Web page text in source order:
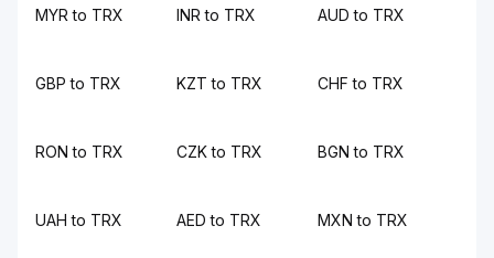
MYR to TRX INR to TRX AUD to TRX
GBP to TRX KZT to TRX CHF to TRX
RON to TRX CZK to TRX BGN to TRX
UAH to TRX AED to TRX MXN to TRX